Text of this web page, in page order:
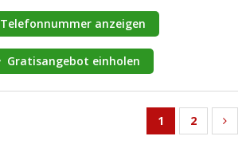
Telefonnummer anzeigen
Gratisangebot einholen
1 2